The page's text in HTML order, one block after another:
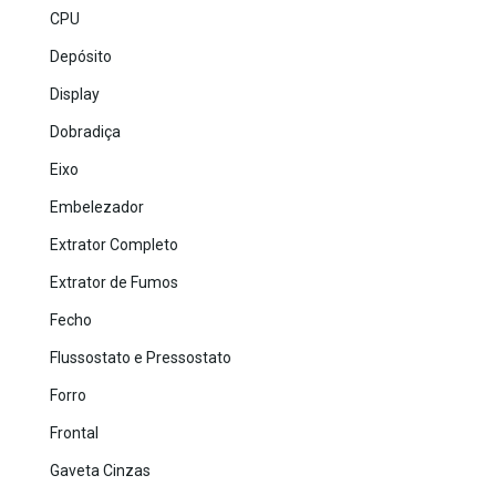
CPU
Depósito
Display
Dobradiça
Eixo
Embelezador
Extrator Completo
Extrator de Fumos
Fecho
Flussostato e Pressostato
Forro
Frontal
Gaveta Cinzas